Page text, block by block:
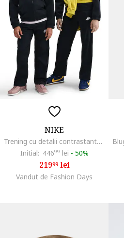
NIKE
Trening cu detalii contrastante, Negru/Galben
Initial: 44699 lei - 50%
21999lei
Vandut de Fashion Days